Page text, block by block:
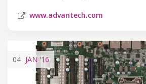
www.advantech.com
04 JAN '16